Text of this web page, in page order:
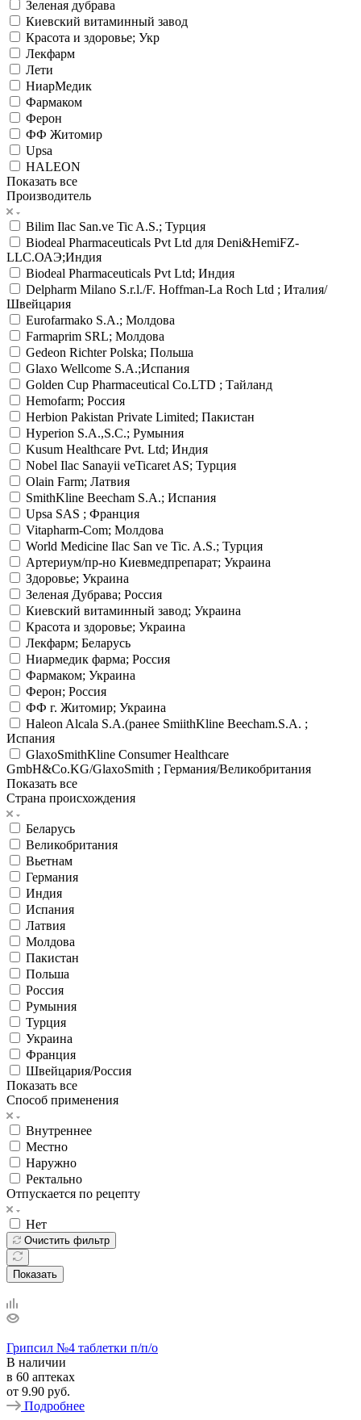
Зеленая дубрава
Киевский витаминный завод
Красота и здоровье; Укр
Лекфарм
Лети
НиарМедик
Фармаком
Ферон
ФФ Житомир
Upsa
HALEON
Показать все
Производитель
Bilim Ilac San.ve Tic A.S.; Турция
Biodeal Pharmaceuticals Pvt Ltd для Deni&HemiFZ-
LLC.ОАЭ;Индия
Biodeal Pharmaceuticals Pvt Ltd; Индия
Delpharm Milano S.r.l./F. Hoffman-La Roch Ltd ; Италия/
Швейцария
Eurofarmako S.A.; Молдова
Farmaprim SRL; Молдова
Gedeon Richter Рolska; Польша
Glaxo Wellcome S.A.;Испания
Golden Cup Pharmaceutical Co.LTD ; Тайланд
Hemofarm; Россия
Herbion Pakistan Private Limited; Пакистан
Hyperion S.A.,S.C.; Румыния
Kusum Healthcare Pvt. Ltd; Индия
Nobel Ilac Sanayii veTicaret AS; Турция
Olain Farm; Латвия
SmithKline Beecham S.A.; Испания
Upsa SAS ; Франция
Vitapharm-Com; Молдова
World Medicine Ilac San ve Tic. A.S.; Турция
Артериум/пр-но Киевмедпрепарат; Украина
Здоровье; Украина
Зеленая Дубрава; Россия
Киевский витаминный завод; Украина
Красота и здоровье; Украина
Лекфарм; Беларусь
Ниармедик фарма; Россия
Фармаком; Украина
Ферон; Россия
ФФ г. Житомир; Украина
Haleon Alcala S.A.(ранее SmiithKline Beecham.S.A. ;
Испания
GlaxoSmithKline Consumer Healthcare
GmbH&Co.KG/GlaxoSmith ; Германия/Великобритания
Показать все
Страна происхождения
Беларусь
Великобритания
Вьетнам
Германия
Индия
Испания
Латвия
Молдова
Пакистан
Польша
Россия
Румыния
Турция
Украина
Франция
Швейцария/Россия
Показать все
Способ применения
Внутреннее
Местно
Наружно
Ректально
Отпускается по рецепту
Нет
Очистить фильтр
Показать
Грипсил №4 таблетки п/п/о
В наличии
в 60 аптеках
от 9.90 руб.
Подробнее